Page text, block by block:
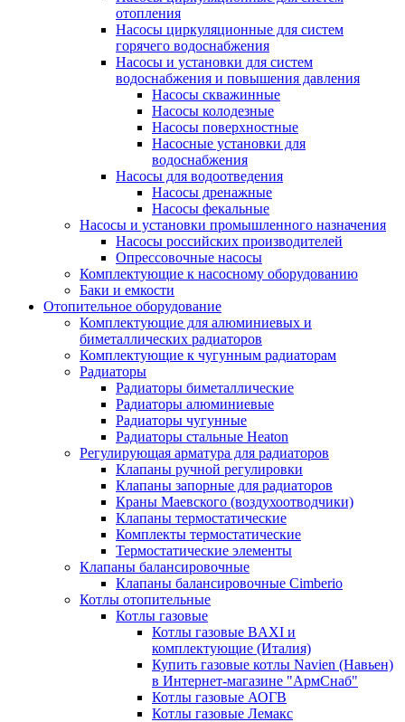
отопления
Насосы циркуляционные для систем
горячего водоснабжения
Насосы и установки для систем
водоснабжения и повышения давления
Насосы скважинные
Насосы колодезные
Насосы поверхностные
Насосные установки для
водоснабжения
Насосы для водоотведения
Насосы дренажные
Насосы фекальные
Насосы и установки промышленного назначения
Насосы российских производителей
Опрессовочные насосы
Комплектующие к насосному оборудованию
Баки и емкости
Отопительное оборудование
Комплектующие для алюминиевых и
биметаллических радиаторов
Комплектующие к чугунным радиаторам
Радиаторы
Радиаторы биметаллические
Радиаторы алюминиевые
Радиаторы чугунные
Радиаторы стальные Heaton
Регулирующая арматура для радиаторов
Клапаны ручной регулировки
Клапаны запорные для радиаторов
Краны Маевского (воздухоотводчики)
Клапаны термостатические
Комплекты термостатические
Термостатические элементы
Клапаны балансировочные
Клапаны балансировочные Cimberio
Котлы отопительные
Котлы газовые
Котлы газовые BAXI и
комплектующие (Италия)
Купить газовые котлы Navien (Навьен)
в Интернет-магазине "АрмСнаб"
Котлы газовые АОГВ
Котлы газовые Лемакс